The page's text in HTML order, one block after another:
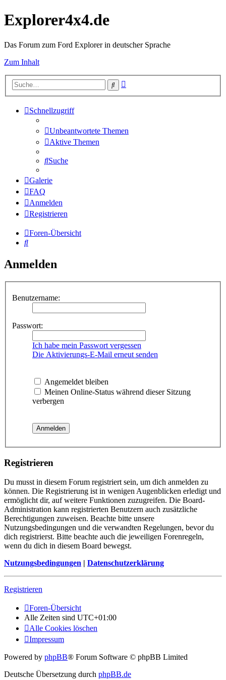
Explorer4x4.de
Das Forum zum Ford Explorer in deutscher Sprache
Zum Inhalt
Suche
Schnellzugriff
Unbeantwortete Themen
Aktive Themen
Suche
Galerie
FAQ
Anmelden
Registrieren
Foren-Übersicht
Suche
Anmelden
Benutzername:
Passwort:
Ich habe mein Passwort vergessen
Die Aktivierungs-E-Mail erneut senden
Angemeldet bleiben
Meinen Online-Status während dieser Sitzung
verbergen
Registrieren
Du musst in diesem Forum registriert sein, um dich anmelden zu
können. Die Registrierung ist in wenigen Augenblicken erledigt und
ermöglicht dir, auf weitere Funktionen zuzugreifen. Die Board-
Administration kann registrierten Benutzern auch zusätzliche
Berechtigungen zuweisen. Beachte bitte unsere
Nutzungsbedingungen und die verwandten Regelungen, bevor du
dich registrierst. Bitte beachte auch die jeweiligen Forenregeln,
wenn du dich in diesem Board bewegst.
Nutzungsbedingungen | Datenschutzerklärung
Registrieren
Foren-Übersicht
Alle Zeiten sind UTC+01:00
Alle Cookies löschen
Impressum
Powered by phpBB® Forum Software © phpBB Limited
Deutsche Übersetzung durch phpBB.de